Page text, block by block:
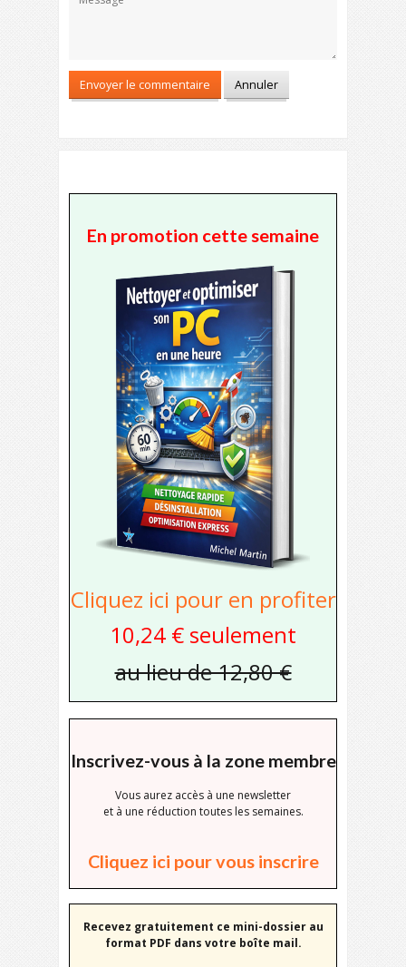
En promotion cette semaine
Cliquez ici pour en profiter
10,24 € seulement
au lieu de 12,80 €
Inscrivez-vous à la zone membre
Vous aurez accès à une newsletter
et à une réduction toutes les semaines.
Cliquez ici pour vous inscrire
Recevez gratuitement ce mini-dossier au
format PDF dans votre boîte mail.